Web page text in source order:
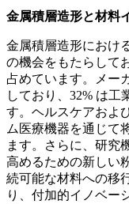
金属積層造形と材料
金属積層造形におけ
の機会をもたらして
占めています。メー
しており、32% は工
す。ヘルスケアおよ
ム医療機器を通じて
ます。さらに、研究
高めるための新しい
続可能な材料への移
り、付加的イノベー